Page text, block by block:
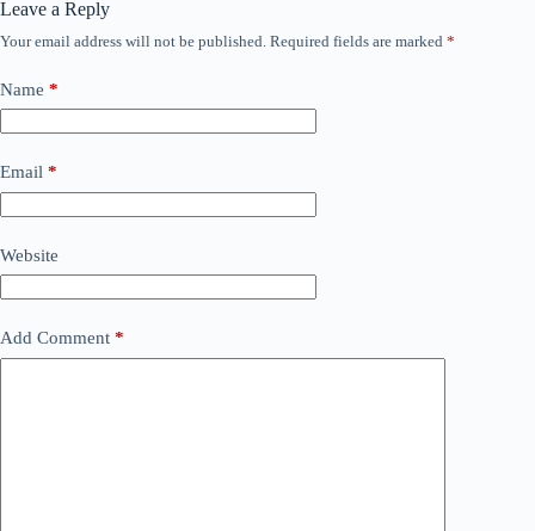
Leave a Reply
Your email address will not be published. Required fields are marked *
Name *
Email *
Website
Add Comment *